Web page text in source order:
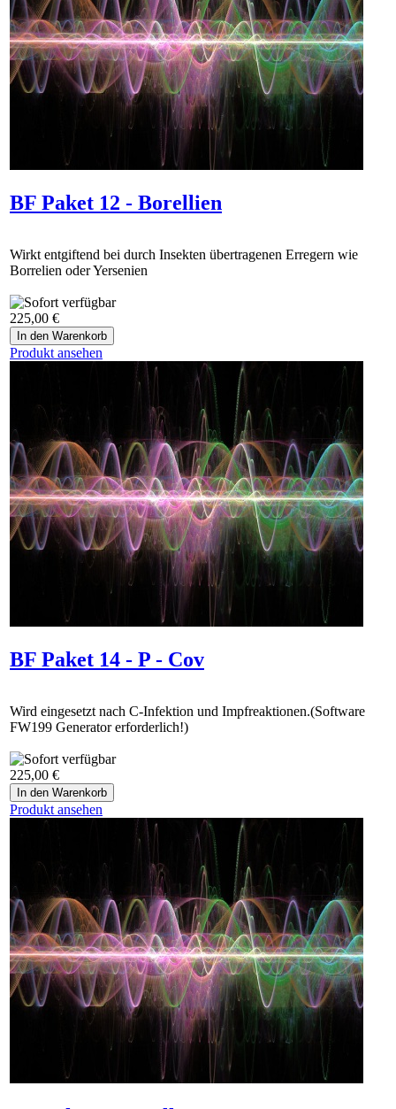
BF Paket 12 - Borellien
Wirkt entgiftend bei durch Insekten übertragenen Erregern wie
Borrelien oder Yersenien
225,00 €
Produkt ansehen
BF Paket 14 - P - Cov
Wird eingesetzt nach C-Infektion und Impfreaktionen.(Software
FW199 Generator erforderlich!)
225,00 €
Produkt ansehen